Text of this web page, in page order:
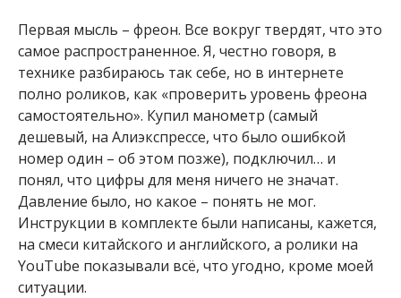
Первая мысль – фреон. Все вокруг твердят, что это
самое распространенное. Я, честно говоря, в
технике разбираюсь так себе, но в интернете
полно роликов, как «проверить уровень фреона
самостоятельно». Купил манометр (самый
дешевый, на Алиэкспрессе, что было ошибкой
номер один – об этом позже), подключил… и
понял, что цифры для меня ничего не значат.
Давление было, но какое – понять не мог.
Инструкции в комплекте были написаны, кажется,
на смеси китайского и английского, а ролики на
YouTube показывали всё, что угодно, кроме моей
ситуации.